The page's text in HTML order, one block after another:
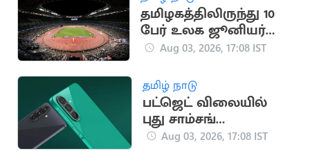
தமிழகத்திலிருந்து 10
பேர் உலக ஜூனியர்
தடகள அணிக்கு
Aug 03, 2026, 17:08 IST
தமிழ் நாடு
பட்ஜெட் விலையில்
புது சாம்சங்
ஸ்மார்ட்போன்
Aug 03, 2026, 17:08 IST